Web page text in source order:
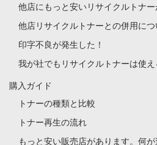
他店にもっと安いリサイクルトナー
他店リサイクルトナーとの併用につ
印字不良が発生した！
我が社でもリサイクルトナーは使え
購入ガイド
トナーの種類と比較
トナー再生の流れ
もっと安い販売店があります。何